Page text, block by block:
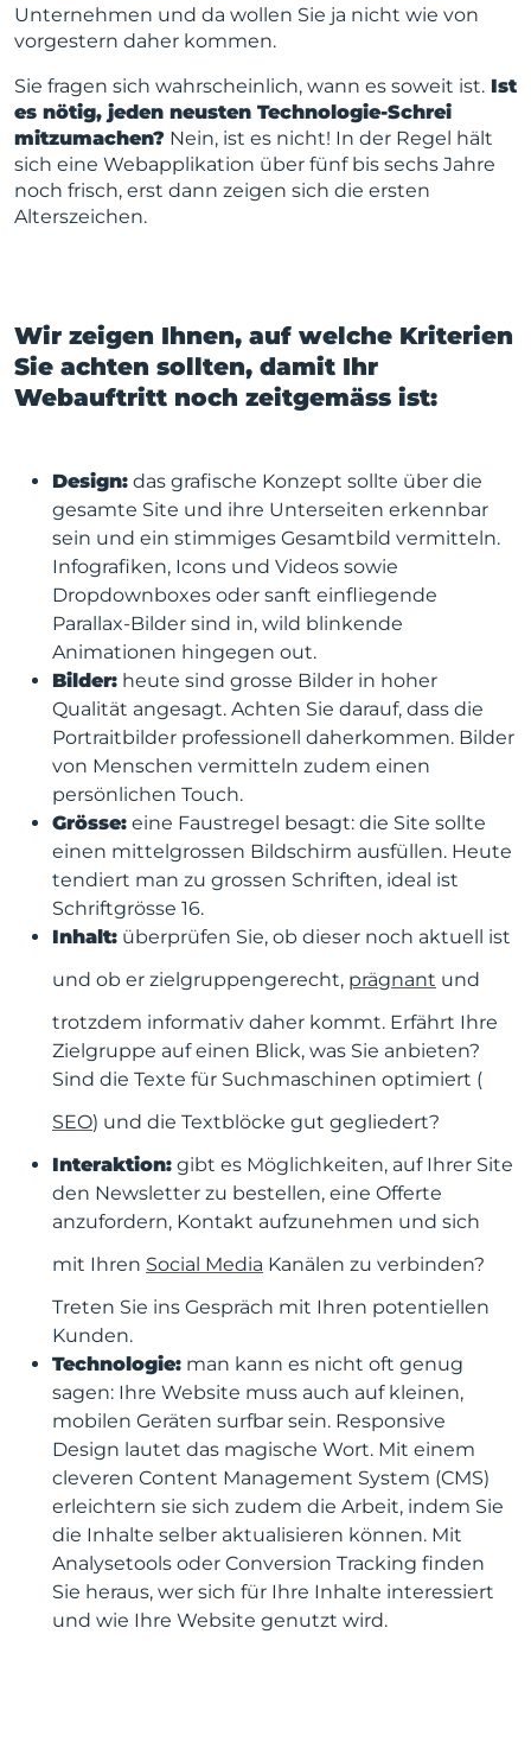
Unternehmen und da wollen Sie ja nicht wie von
vorgestern daher kommen.
Sie fragen sich wahrscheinlich, wann es soweit ist. Ist
es nötig, jeden neusten Technologie-Schrei
mitzumachen? Nein, ist es nicht! In der Regel hält
sich eine Webapplikation über fünf bis sechs Jahre
noch frisch, erst dann zeigen sich die ersten
Alterszeichen.
Wir zeigen Ihnen, auf welche Kriterien
Sie achten sollten, damit Ihr
Webauftritt noch zeitgemäss ist:
Design: das grafische Konzept sollte über die
gesamte Site und ihre Unterseiten erkennbar
sein und ein stimmiges Gesamtbild vermitteln.
Infografiken, Icons und Videos sowie
Dropdownboxes oder sanft einfliegende
Parallax-Bilder sind in, wild blinkende
Animationen hingegen out.
Bilder: heute sind grosse Bilder in hoher
Qualität angesagt. Achten Sie darauf, dass die
Portraitbilder professionell daherkommen. Bilder
von Menschen vermitteln zudem einen
persönlichen Touch.
Grösse: eine Faustregel besagt: die Site sollte
einen mittelgrossen Bildschirm ausfüllen. Heute
tendiert man zu grossen Schriften, ideal ist
Schriftgrösse 16.
Inhalt: überprüfen Sie, ob dieser noch aktuell ist
und ob er zielgruppengerecht, prägnant und
trotzdem informativ daher kommt. Erfährt Ihre
Zielgruppe auf einen Blick, was Sie anbieten?
Sind die Texte für Suchmaschinen optimiert (
SEO) und die Textblöcke gut gegliedert?
Interaktion: gibt es Möglichkeiten, auf Ihrer Site
den Newsletter zu bestellen, eine Offerte
anzufordern, Kontakt aufzunehmen und sich
mit Ihren Social Media Kanälen zu verbinden?
Treten Sie ins Gespräch mit Ihren potentiellen
Kunden.
Technologie: man kann es nicht oft genug
sagen: Ihre Website muss auch auf kleinen,
mobilen Geräten surfbar sein. Responsive
Design lautet das magische Wort. Mit einem
cleveren Content Management System (CMS)
erleichtern sie sich zudem die Arbeit, indem Sie
die Inhalte selber aktualisieren können. Mit
Analysetools oder Conversion Tracking finden
Sie heraus, wer sich für Ihre Inhalte interessiert
und wie Ihre Website genutzt wird.